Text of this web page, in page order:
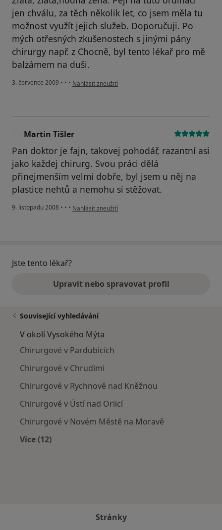
jen chválu, za těch několik let, co jsem měla tu
možnost využít jejich služeb. Doporučuji. Po
mých otřesných zkušenostech s jinými pány
chirurgy např. z Chocně, byl tento lékař pro mě
balzámem na duši.
3. července 2009 • • • podle názoru uživatele Zuzana B.
Nahlásit zneužití
Martin Tišler
Pan doktor je fajn, takovej pohodář, razantní asi
jako každej chirurg. Svou práci dělá
přinejmenším velmi dobře, byl jsem u něj na
plastice nehtů a nemohu si stěžovat.
9. listopadu 2008 • • • podle názoru uživatele Martin Tišler
Nahlásit zneužití
Jste tento lékař?
Upravit nebo spravovat profil
Související vyhledávání
V okolí Vysokého Mýta
Chirurgové v Pardubicích
Chirurgové v Chrudimi
Chirurgové v Rychnově nad Kněžnou
Chirurgové v Ústí nad Orlicí
Chirurgové v Novém Městě na Moravě
Více (12)
Stránky